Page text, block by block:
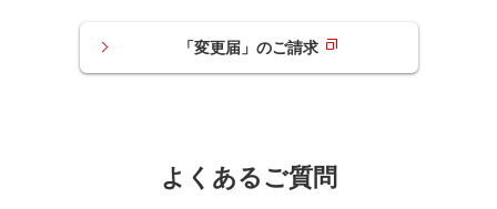
「変更届」のご請求
よくあるご質問